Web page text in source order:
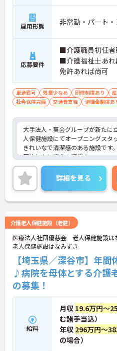
雇用形態 非常勤・パート
応募要件
■介護職員初任者
■介護福祉士あ
免許あれば尚可
車通勤可 残業少なめ 研修制度あり
社会保険完備
交通費支給 退職金制度あ
大手法人・葵会グループが新たに
人保健施設にてオープニングスタ
きれいなで清潔感のある施設です
厚生ともに安心の環境！
ご興味のある方は是非お気軽にお
い。
詳細を見る
介護老人保健施設（老健）
医療法人社団優慈会 老人保健施設は
老人保健施設はなみずき
【埼玉県／深谷市】年
♪病院を母体とする介護
の募集！
給料
月収 19.6万円～
む諸手当込）
年収 296万円～
の場合）